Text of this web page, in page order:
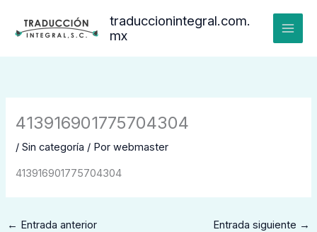
contenido
traduccionintegral.com.
mx
413916901775704304
/Sin categoría / Porwebmaster
413916901775704304
← Entrada anterior Entrada siguiente →